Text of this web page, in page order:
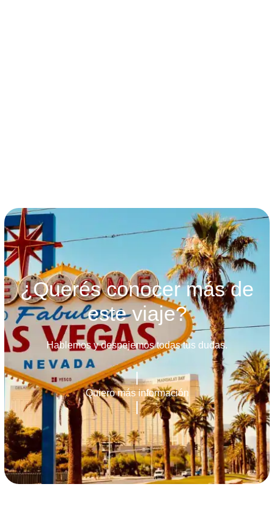
¿Querés conocer más de
este viaje?
Hablemos y despejemos todas tus dudas.
Quiero más información